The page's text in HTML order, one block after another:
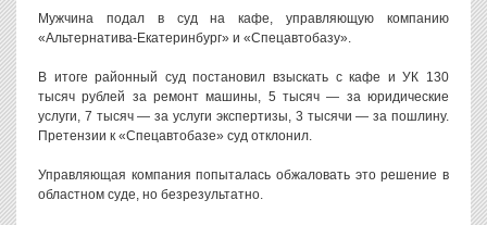
Мужчина подал в суд на кафе, управляющую компанию
«Альтернатива-Екатеринбург» и «Спецавтобазу».
В итоге районный суд постановил взыскать с кафе и УК 130
тысяч рублей за ремонт машины, 5 тысяч — за юридические
услуги, 7 тысяч — за услуги экспертизы, 3 тысячи — за пошлину.
Претензии к «Спецавтобазе» суд отклонил.
Управляющая компания попыталась обжаловать это решение в
областном суде, но безрезультатно.